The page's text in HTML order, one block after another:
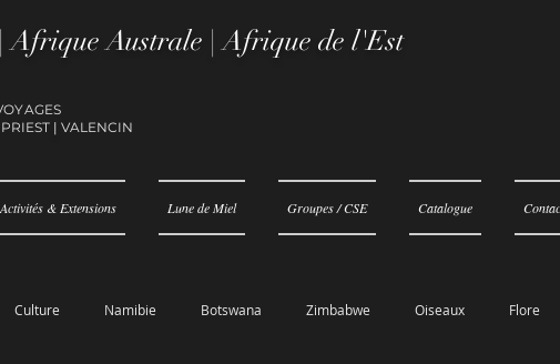
Afrique Australe | Afrique de l'Est
| VALENCIN
Activités & Extensions Lune de Miel Groupes / CSE Catalogue
Culture Namibie Botswana Zimbabwe Oiseaux Flore